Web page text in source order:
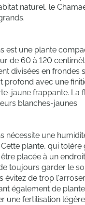
naturel, le
est une plante
de 60 à 120
divisées en frondes
profond avec une
jaune frappante. La
blanches-jaunes.
nécessite une
plante, qui
placée à un
toujours garder le
évitez de trop
également de
une fertilisation